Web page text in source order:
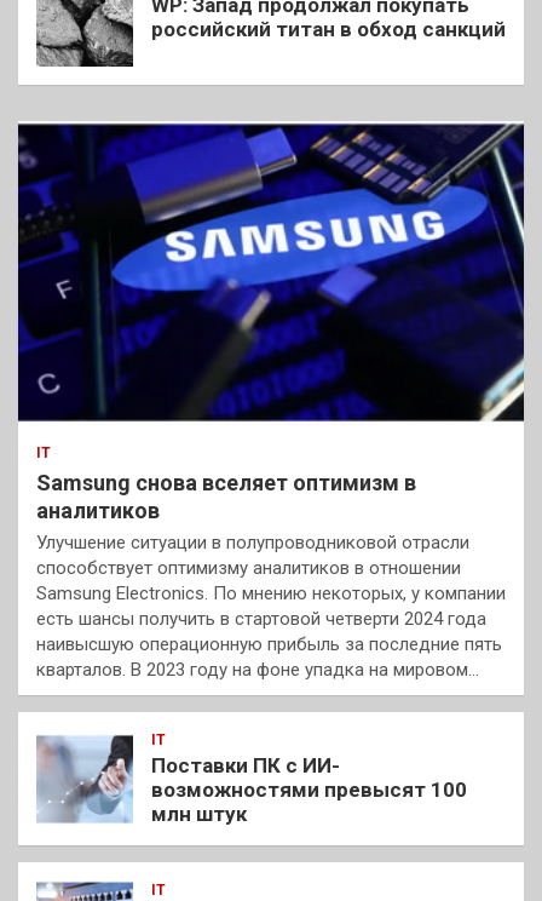
WP: Запад продолжал покупать
российский титан в обход санкций
IT
Samsung снова вселяет оптимизм в
аналитиков
Улучшение ситуации в полупроводниковой отрасли
способствует оптимизму аналитиков в отношении
Samsung Electronics. По мнению некоторых, у компании
есть шансы получить в стартовой четверти 2024 года
наивысшую операционную прибыль за последние пять
кварталов. В 2023 году на фоне упадка на мировом…
IT
Поставки ПК с ИИ-
возможностями превысят 100
млн штук
IT